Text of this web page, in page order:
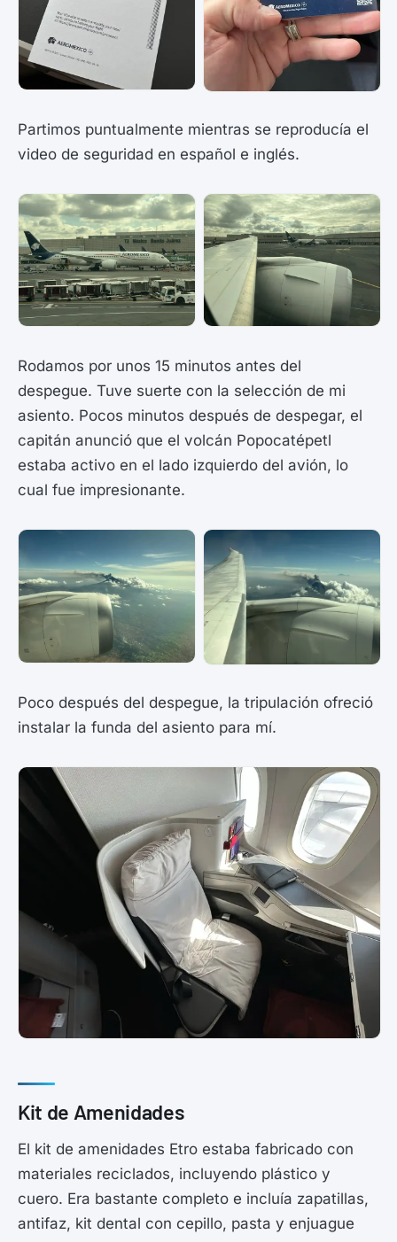
Partimos puntualmente mientras se reproducía el
video de seguridad en español e inglés.
Rodamos por unos 15 minutos antes del
despegue. Tuve suerte con la selección de mi
asiento. Pocos minutos después de despegar, el
capitán anunció que el volcán Popocatépetl
estaba activo en el lado izquierdo del avión, lo
cual fue impresionante.
Poco después del despegue, la tripulación ofreció
instalar la funda del asiento para mí.
Kit de Amenidades
El kit de amenidades Etro estaba fabricado con
materiales reciclados, incluyendo plástico y
cuero. Era bastante completo e incluía zapatillas,
antifaz, kit dental con cepillo, pasta y enjuague